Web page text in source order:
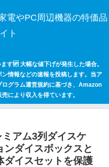
電やPC周辺機器の特価品
ト
す🆙 大幅な値下げが発生した場合。
情報などの速報を投稿します。当ア
グラム運営規約に基づき、Amazon
により収入を得ています。
アム3列ダイスケ
ダイスボックスと
ダイスセットを保護